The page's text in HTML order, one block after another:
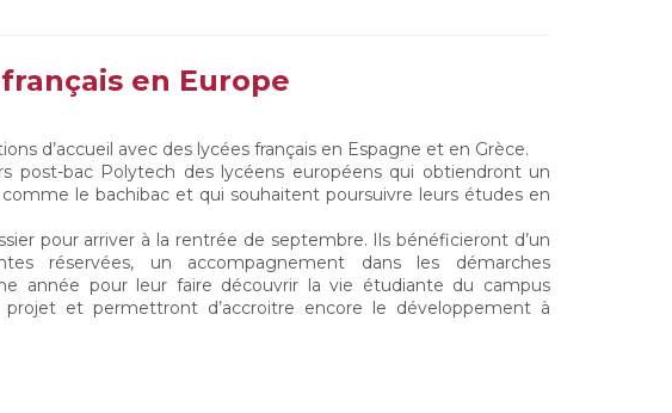
en Europe
d’accueil avec des lycées français en Espagne et en Grèce.
post-bac Polytech des lycéens européens qui obtiendront un
le bachibac et qui souhaitent poursuivre leurs études en
pour arriver à la rentrée de septembre. Ils bénéficieront d’un
réservées, un accompagnement dans les démarches
année pour leur faire découvrir la vie étudiante du campus
et permettront d’accroitre encore le développement à